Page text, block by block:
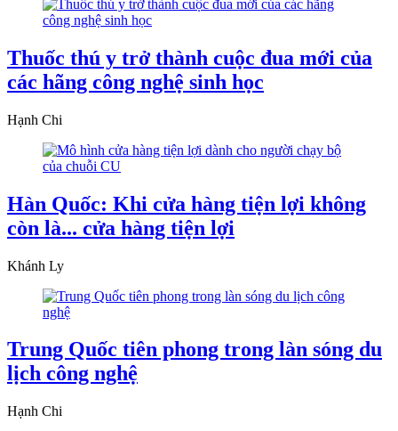
Thuốc thú y trở thành cuộc đua mới của
các hãng công nghệ sinh học
Hạnh Chi
Hàn Quốc: Khi cửa hàng tiện lợi không
còn là... cửa hàng tiện lợi
Khánh Ly
Trung Quốc tiên phong trong làn sóng du
lịch công nghệ
Hạnh Chi